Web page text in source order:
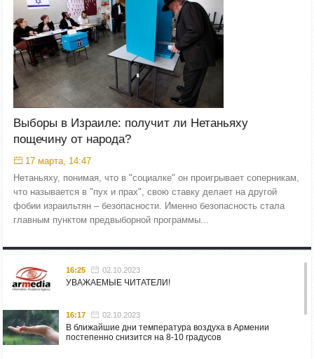
Выборы в Израиле: получит ли Нетаньяху
пощечину от народа?
17 марта, 14:47
Нетаньяху, понимая, что в "социалке" он проигрывает соперникам,
что называется в "пух и прах", свою ставку делает на другой
фобии израильтян – безопасности. Именно безопасность стала
главным пунктом предвыборной программы...
16:25 02.10.2023
УВАЖАЕМЫЕ ЧИТАТЕЛИ!
16:17 02.10.2023
В ближайшие дни температура воздуха в Армении
постепенно снизится на 8-10 градусов